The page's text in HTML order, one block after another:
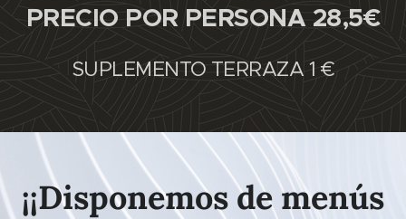
PRECIO POR PERSONA 28,5€
SUPLEMENTO TERRAZA 1 €
¡¡Disponemos de menús